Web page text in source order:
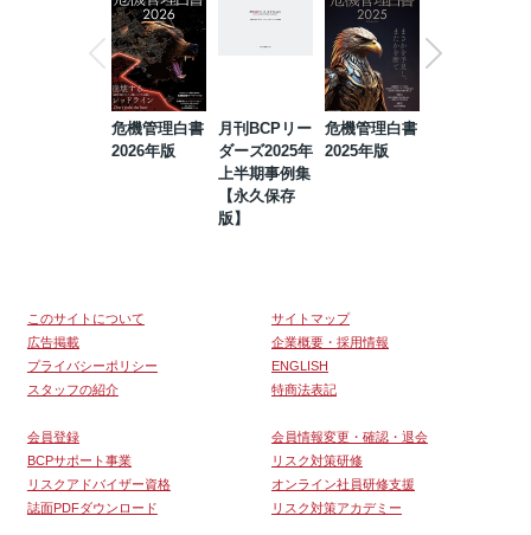
危機管理白書
2026年版
月刊BCPリー
ダーズ2025年
上半期事例集
【永久保存
版】
危機管理白書
2025年版
このサイトについて
サイトマップ
広告掲載
企業概要・採用情報
プライバシーポリシー
ENGLISH
スタッフの紹介
特商法表記
会員登録
会員情報変更・確認・退会
BCPサポート事業
リスク対策研修
リスクアドバイザー資格
オンライン社員研修支援
誌面PDFダウンロード
リスク対策アカデミー